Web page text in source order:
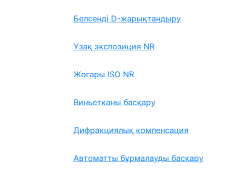
Белсенді D-жарықтандыру
Ұзақ экспозиция NR
Жоғары ISO NR
Виньетканы басқару
Дифракциялық компенсация
Автоматты бұрмалауды басқару